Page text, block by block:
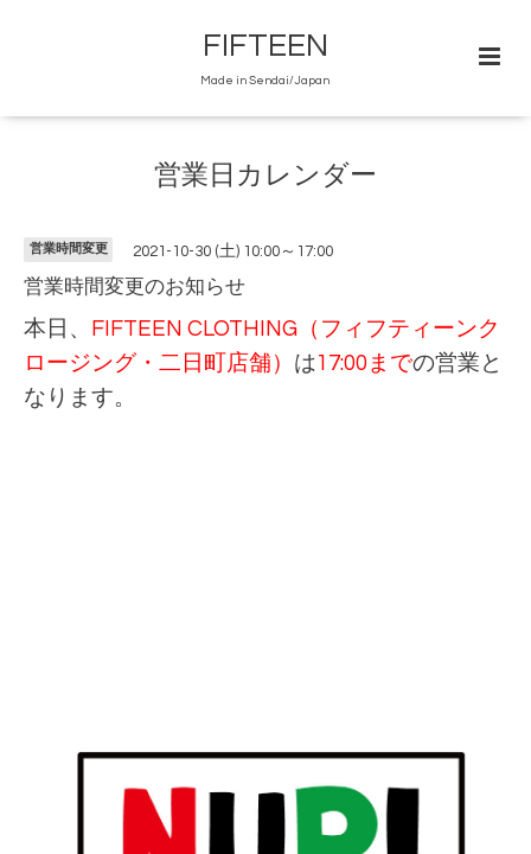
FIFTEEN
Made in Sendai/Japan
営業日カレンダー
営業時間変更 2021-10-30 (土) 10:00～17:00
営業時間変更のお知らせ
本日、
FIFTEEN CLOTHING（フィフティーンク
ロージング・二日町店舗） は17:00までの営業と
なります。